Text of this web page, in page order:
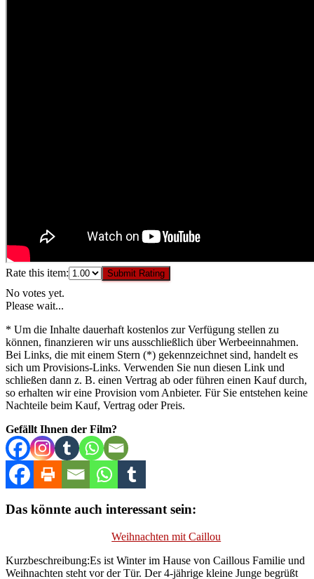
Rate this item: Submit Rating
No votes yet.
Please wait...
* Um die Inhalte dauerhaft kostenlos zur Verfügung stellen zu
können, finanzieren wir uns ausschließlich über Werbeeinnahmen.
Bei Links, die mit einem Stern (*) gekennzeichnet sind, handelt es
sich um Provisions-Links. Verwenden Sie nun diesen Link und
schließen dann z. B. einen Vertrag ab oder führen einen Kauf durch,
so erhalten wir eine Provision vom Anbieter. Für Sie entstehen keine
Nachteile beim Kauf, Vertrag oder Preis.
Gefällt Ihnen der Film?
Das könnte auch interessant sein:
Weihnachten mit Caillou
Kurzbeschreibung:Es ist Winter im Hause von Caillous Familie und
Weihnachten steht vor der Tür. Der 4-jährige kleine Junge begrüßt